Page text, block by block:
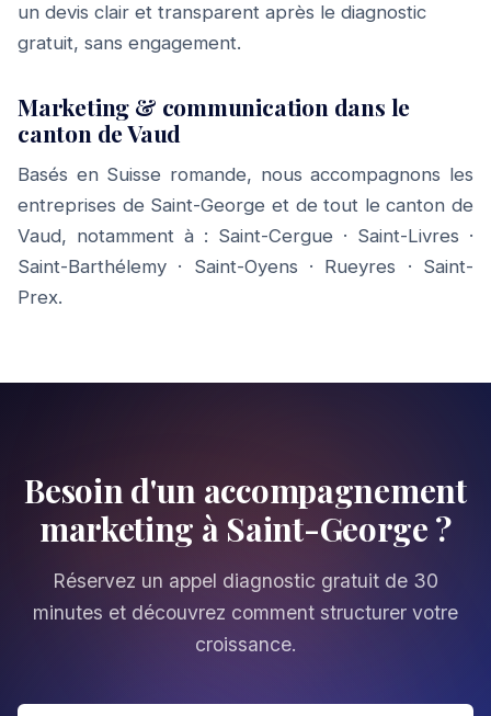
un devis clair et transparent après le diagnostic
gratuit, sans engagement.
Marketing & communication dans le
canton de Vaud
Basés en Suisse romande, nous accompagnons les
entreprises de Saint-George et de tout le canton de
Vaud, notamment à : Saint-Cergue · Saint-Livres ·
Saint-Barthélemy · Saint-Oyens · Rueyres · Saint-
Prex.
Besoin d'un accompagnement
marketing à Saint-George ?
Réservez un appel diagnostic gratuit de 30
minutes et découvrez comment structurer votre
croissance.